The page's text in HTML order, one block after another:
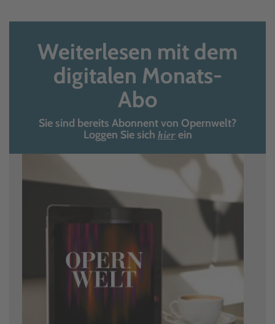
Weiterlesen mit dem
digitalen Monats-
Abo
Sie sind bereits Abonnent von Opernwelt?
Loggen Sie sich hierein